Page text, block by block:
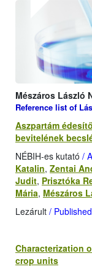
Mészáros László
Reference list of
Aszpartám
bevitelének
NÉBIH-es kutató /
Katalin, Zentai
Judit, Prisztóka
Mária, Mészáros
Lezárult / Published
Characterization
crop units